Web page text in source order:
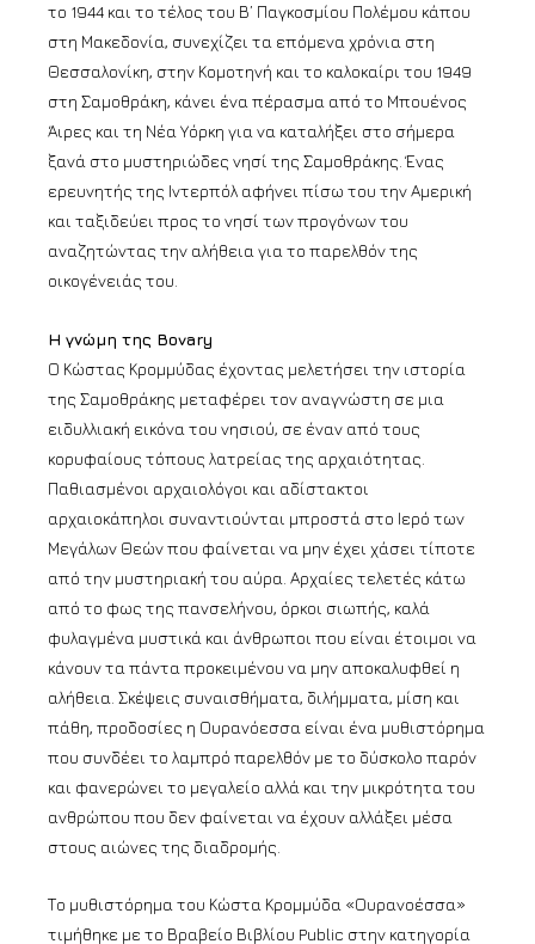
το 1944 και το τέλος του Β’ Παγκοσμίου Πολέμου κάπου
στη Μακεδονία, συνεχίζει τα επόμενα χρόνια στη
Θεσσαλονίκη, στην Κομοτηνή και το καλοκαίρι του 1949
στη Σαμοθράκη, κάνει ένα πέρασμα από το Μπουένος
Άιρες και τη Νέα Υόρκη για να καταλήξει στο σήμερα
ξανά στο μυστηριώδες νησί της Σαμοθράκης. Ένας
ερευνητής της Ιντερπόλ αφήνει πίσω του την Αμερική
και ταξιδεύει προς το νησί των προγόνων του
αναζητώντας την αλήθεια για το παρελθόν της
οικογένειάς του.
Η γνώμη της Bovary
Ο Κώστας Κρομμύδας έχοντας μελετήσει την ιστορία
της Σαμοθράκης μεταφέρει τον αναγνώστη σε μια
ειδυλλιακή εικόνα του νησιού, σε έναν από τους
κορυφαίους τόπους λατρείας της αρχαιότητας.
Παθιασμένοι αρχαιολόγοι και αδίστακτοι
αρχαιοκάπηλοι συναντιούνται μπροστά στο Ιερό των
Μεγάλων Θεών που φαίνεται να μην έχει χάσει τίποτε
από την μυστηριακή του αύρα. Αρχαίες τελετές κάτω
από το φως της πανσελήνου, όρκοι σιωπής, καλά
φυλαγμένα μυστικά και άνθρωποι που είναι έτοιμοι να
κάνουν τα πάντα προκειμένου να μην αποκαλυφθεί η
αλήθεια. Σκέψεις συναισθήματα, διλήμματα, μίση και
πάθη, προδοσίες η Ουρανόεσσα είναι ένα μυθιστόρημα
που συνδέει το λαμπρό παρελθόν με το δύσκολο παρόν
και φανερώνει το μεγαλείο αλλά και την μικρότητα του
ανθρώπου που δεν φαίνεται να έχουν αλλάξει μέσα
στους αιώνες της διαδρομής.
Το μυθιστόρημα του Κώστα Κρομμύδα «Ουρανοέσσα»
τιμήθηκε με το Βραβείο Βιβλίου Public στην κατηγορία